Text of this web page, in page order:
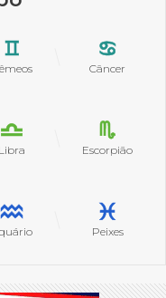
Câncer
Libra Escorpião
Peixes